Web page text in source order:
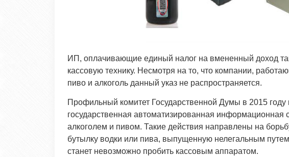
ИП, оплачивающие единый налог на вмененный доход
кассовую технику. Несмотря на то, что компании,
пиво и алкоголь данный указ не распространяется.
Профильный комитет Государственной Думы в 2015
государственная автоматизированная информационная
алкоголем и пивом. Такие действия направлены на
бутылку водки или пива, выпущенную нелегальным
станет невозможно пробить кассовым аппаратом.